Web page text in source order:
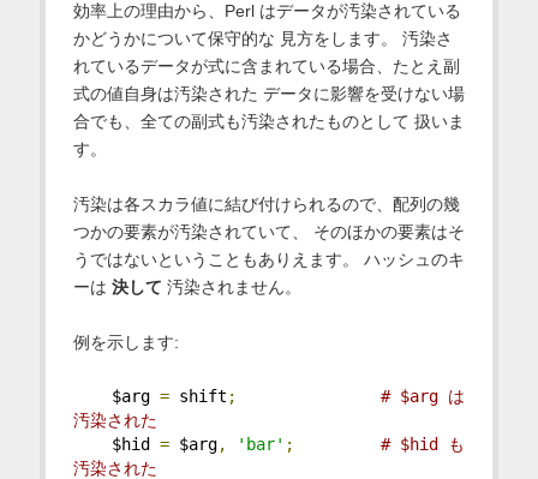
効率上の理由から、Perl はデータが汚染されている
かどうかについて保守的な 見方をします。 汚染さ
れているデータが式に含まれている場合、たとえ副
式の値自身は汚染された データに影響を受けない場
合でも、全ての副式も汚染されたものとして 扱いま
す。
汚染は各スカラ値に結び付けられるので、配列の幾
つかの要素が汚染されていて、 そのほかの要素はそ
うではないということもありえます。 ハッシュのキ
ーは 決して 汚染されません。
例を示します:
$arg = shift ;
# $arg は
汚染された
$hid = $arg, 'bar' ;
# $hid も
汚染された